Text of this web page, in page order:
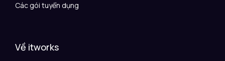
Các gói tuyển dụng
Về itworks